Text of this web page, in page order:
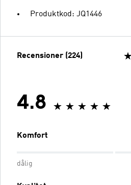
Produktkod: JQ1446
Recensioner (224)
4.8
Komfort
dålig